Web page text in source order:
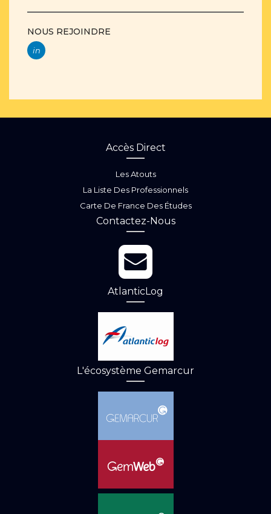
NOUS REJOINDRE
in
Accès Direct
Les Atouts
La Liste Des Professionnels
Carte De France Des Études
Contactez-Nous
AtlanticLog
L'écosystème Gemarcur